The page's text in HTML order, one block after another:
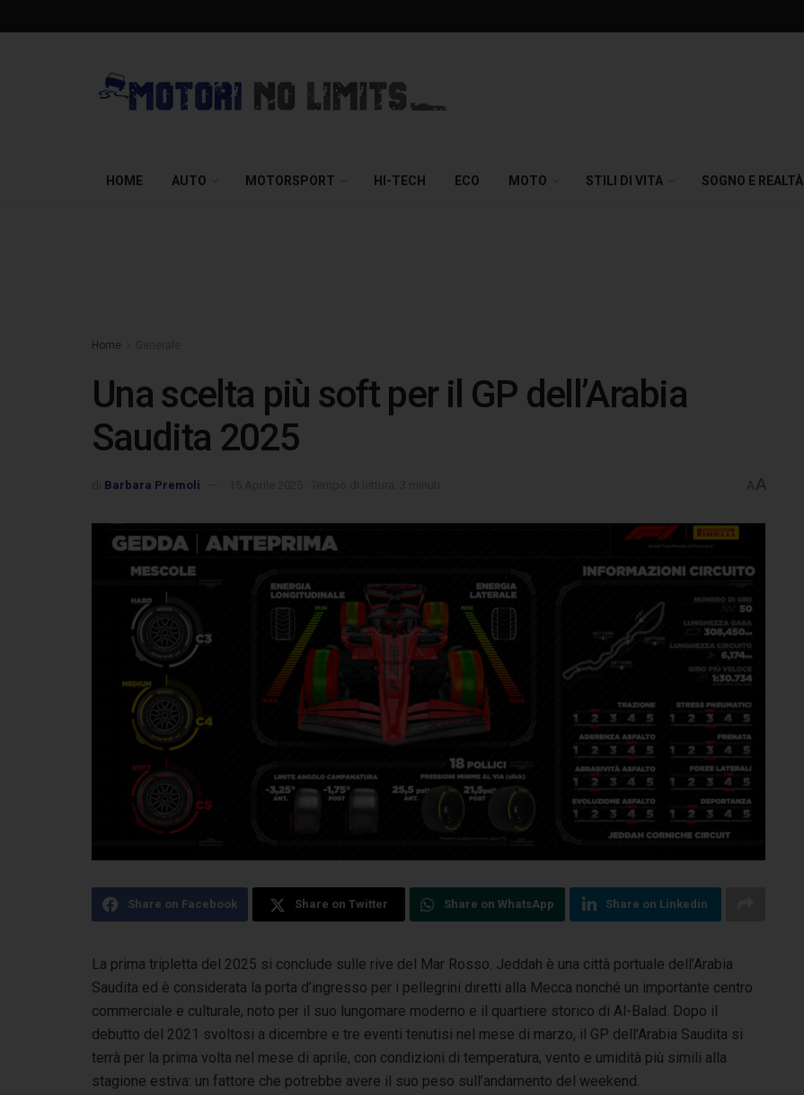
HOME AUTO MOTORSPORT HI-TECH ECO MOTO STILI DI VITA SOGNO E REALTÀ
Home
Una scelta più soft per il GP dell’Arabia
Saudita 2025
Barbara Premoli A A
Share on Facebook Share on Twitter Share on WhatsApp Share on Linkedin
La prima tripletta del 2025 si conclude sulle rive del Mar Rosso. Jeddah è una città portuale dell’Arabia
Saudita ed è considerata la porta d’ingresso per i pellegrini diretti alla Mecca nonché un importante centro
commerciale e culturale, noto per il suo lungomare moderno e il quartiere storico di Al-Balad. Dopo il
debutto del 2021 svoltosi a dicembre e tre eventi tenutisi nel mese di marzo, il GP dell’Arabia Saudita si
terrà per la prima volta nel mese di aprile, con condizioni di temperatura, vento e umidità più simili alla
stagione estiva: un fattore che potrebbe avere il suo peso sull’andamento del weekend.